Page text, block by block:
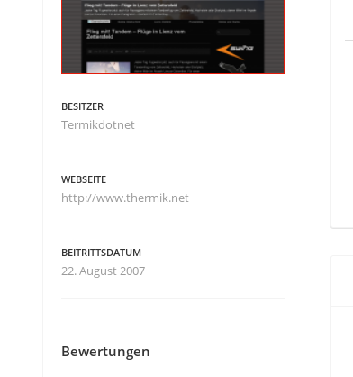
BESITZER
Termikdotnet
WEBSEITE
http://www.thermik.net
BEITRITTSDATUM
22. August 2007
Bewertungen